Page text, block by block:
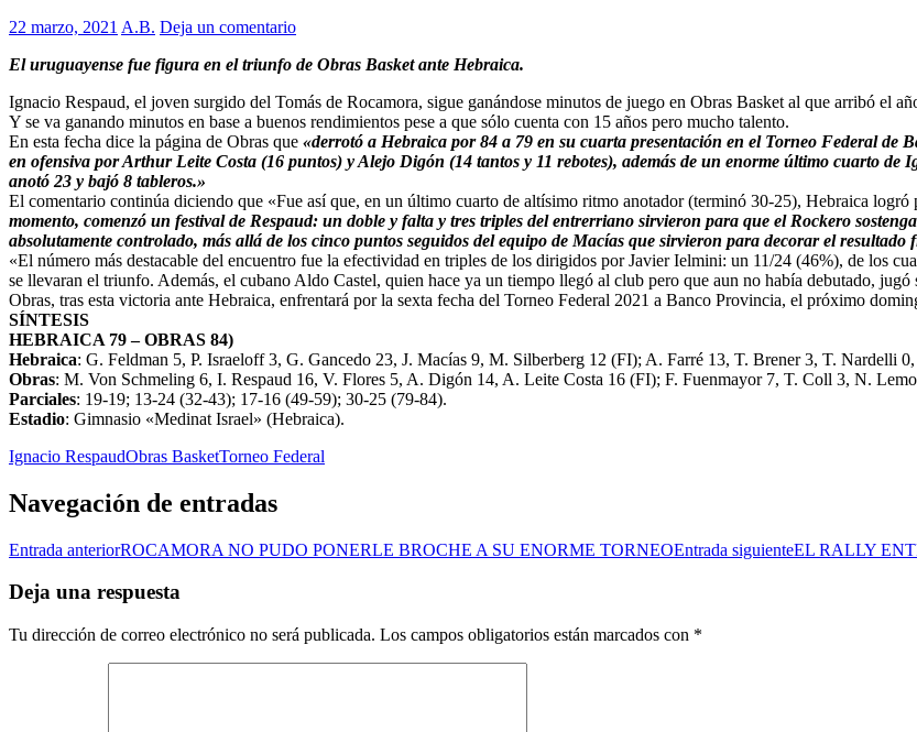
22 marzo, 2021 A.B. Deja un comentario
El uruguayense fue figura en el triunfo de Obras Basket ante Hebraica.
Ignacio Respaud, el joven surgido del Tomás de Rocamora, sigue ganándose minutos de juego en Obras Basket al que arribó el
Y se va ganando minutos en base a buenos rendimientos pese a que sólo cuenta con 15 años pero mucho talento.
En esta fecha dice la página de Obras que «derrotó a Hebraica por 84 a 79 en su cuarta presentación en el Torneo Federal de
en ofensiva por Arthur Leite Costa (16 puntos) y Alejo Digón (14 tantos y 11 rebotes), además de un enorme último cuarto
anotó 23 y bajó 8 tableros.»
El comentario continúa diciendo que «Fue así que, en un último cuarto de altísimo ritmo anotador (terminó 30-25), Hebraica logró
momento, comenzó un festival de Respaud: un doble y falta y tres triples del entrerriano sirvieron para que el Rockero
absolutamente controlado, más allá de los cinco puntos seguidos del equipo de Macías que sirvieron para decorar el resultado
«El número más destacable del encuentro fue la efectividad en triples de los dirigidos por Javier Ielmini: un 11/24 (46%), de los
se llevaran el triunfo. Además, el cubano Aldo Castel, quien hace ya un tiempo llegó al club pero que aun no había debutado,
Obras, tras esta victoria ante Hebraica, enfrentará por la sexta fecha del Torneo Federal 2021 a Banco Provincia, el próximo
SÍNTESIS
HEBRAICA 79 – OBRAS 84)
Hebraica: G. Feldman 5, P. Israeloff 3, G. Gancedo 23, J. Macías 9, M. Silberberg 12 (FI); A. Farré 13, T. Brener 3, T. Nardelli
Obras: M. Von Schmeling 6, I. Respaud 16, V. Flores 5, A. Digón 14, A. Leite Costa 16 (FI); F. Fuenmayor 7, T. Coll 3, N.
Parciales: 19-19; 13-24 (32-43); 17-16 (49-59); 30-25 (79-84).
Estadio: Gimnasio «Medinat Israel» (Hebraica).
Ignacio RespaudObras BasketTorneo Federal
Navegación de entradas
Entrada anteriorROCAMORA NO PUDO PONERLE BROCHE A SU ENORME TORNEOEntrada siguienteEL RALLY
Deja una respuesta
Tu dirección de correo electrónico no será publicada. Los campos obligatorios están marcados con *